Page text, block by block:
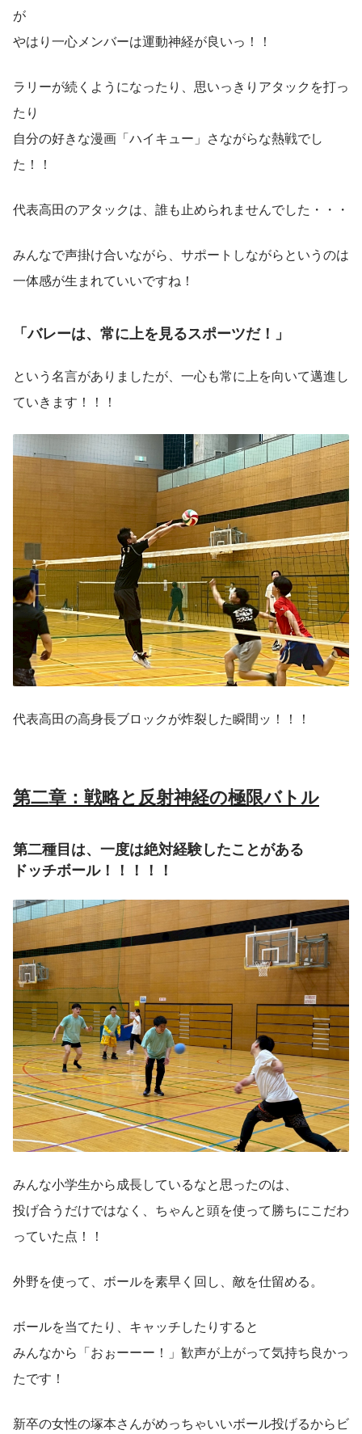
が
やはり一心メンバーは運動神経が良いっ！！
ラリーが続くようになったり、思いっきりアタックを打っ
たり
自分の好きな漫画「ハイキュー」さながらな熱戦でし
た！！
代表高田のアタックは、誰も止められませんでした・・・
みんなで声掛け合いながら、サポートしながらというのは
一体感が生まれていいですね！
「バレーは、常に上を見るスポーツだ！」
という名言がありましたが、一心も常に上を向いて邁進し
ていきます！！！
代表高田の高身長ブロックが炸裂した瞬間ッ！！！
第二章：戦略と反射神経の極限バトル
第二種目は、一度は絶対経験したことがある
ドッチボール！！！！！
みんな小学生から成長しているなと思ったのは、
投げ合うだけではなく、ちゃんと頭を使って勝ちにこだわ
っていた点！！
外野を使って、ボールを素早く回し、敵を仕留める。
ボールを当てたり、キャッチしたりすると
みんなから「おぉーーー！」歓声が上がって気持ち良かっ
たです！
新卒の女性の塚本さんがめっちゃいいボール投げるからビ